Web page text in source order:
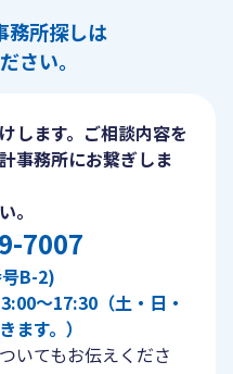
務所探しは
さい。
します。ご相談内容を
事務所にお繋ぎしま
。
7007
B-2)
〜17:30（土・日・
す。）
いてもお伝えくださ